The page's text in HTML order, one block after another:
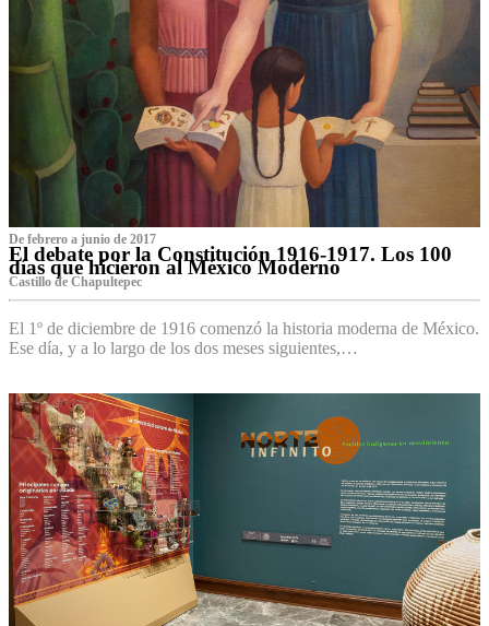
De febrero a junio de 2017
El debate por la Constitución 1916-1917. Los 100
días que hicieron al México Moderno
Castillo de Chapultepec
El 1º de diciembre de 1916 comenzó la historia moderna de México.
Ese día, y a lo largo de los dos meses siguientes,…